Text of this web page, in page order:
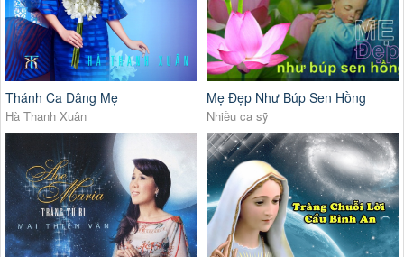
Thánh Ca Dâng Mẹ
Hà Thanh Xuân
Mẹ Đẹp Như Búp Sen Hồng
Nhiều ca sỹ